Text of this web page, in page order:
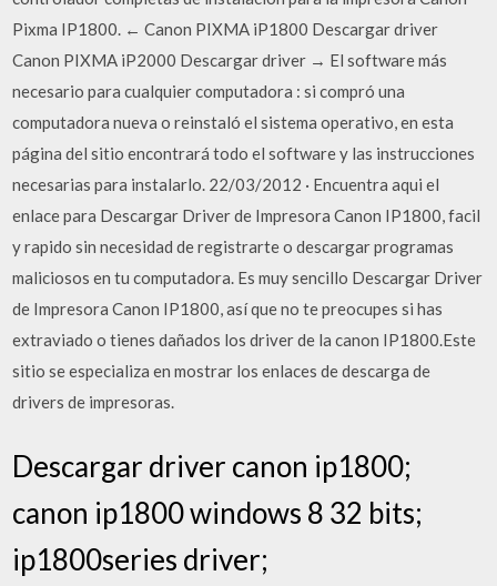
Pixma IP1800. ← Canon PIXMA iP1800 Descargar driver
Canon PIXMA iP2000 Descargar driver → El software más
necesario para cualquier computadora : si compró una
computadora nueva o reinstaló el sistema operativo, en esta
página del sitio encontrará todo el software y las instrucciones
necesarias para instalarlo. 22/03/2012 · Encuentra aqui el
enlace para Descargar Driver de Impresora Canon IP1800, facil
y rapido sin necesidad de registrarte o descargar programas
maliciosos en tu computadora. Es muy sencillo Descargar Driver
de Impresora Canon IP1800, así que no te preocupes si has
extraviado o tienes dañados los driver de la canon IP1800.Este
sitio se especializa en mostrar los enlaces de descarga de
drivers de impresoras.
Descargar driver canon ip1800;
canon ip1800 windows 8 32 bits;
ip1800series driver;